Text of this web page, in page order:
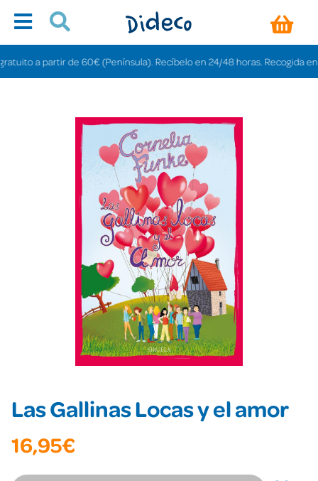
a partir de 60€ (Península). Recíbelo en 24/48 horas. Recogida en
Las Gallinas Locas y el amor
16,95€